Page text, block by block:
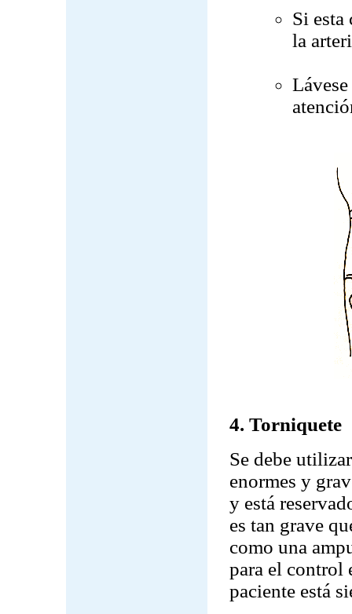
Si esta
la
4. Torniquete
Se debe
enormes y
y está
es tan grave
como una
para el control
paciente está